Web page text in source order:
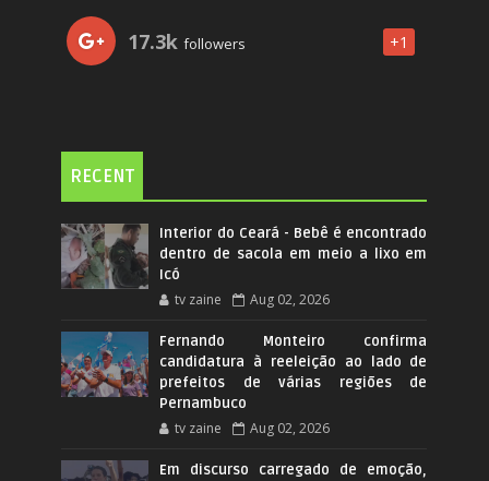
17.3k followers +1
RECENT
Interior do Ceará - Bebê é encontrado
dentro de sacola em meio a lixo em
Icó
tv zaine Aug 02, 2026
Fernando Monteiro confirma
candidatura à reeleição ao lado de
prefeitos de várias regiões de
Pernambuco
tv zaine Aug 02, 2026
Em discurso carregado de emoção,